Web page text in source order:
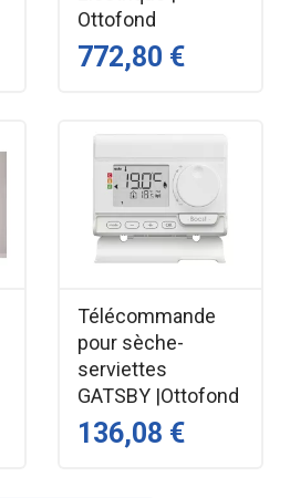
Ottofond
772,80 €
Télécommande
pour sèche-
serviettes
GATSBY |Ottofond
136,08 €